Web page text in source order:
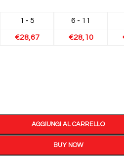
1 - 5 6 - 11
€28,67 €28,10
AGGIUNGI AL CARRELLO
BUY NOW